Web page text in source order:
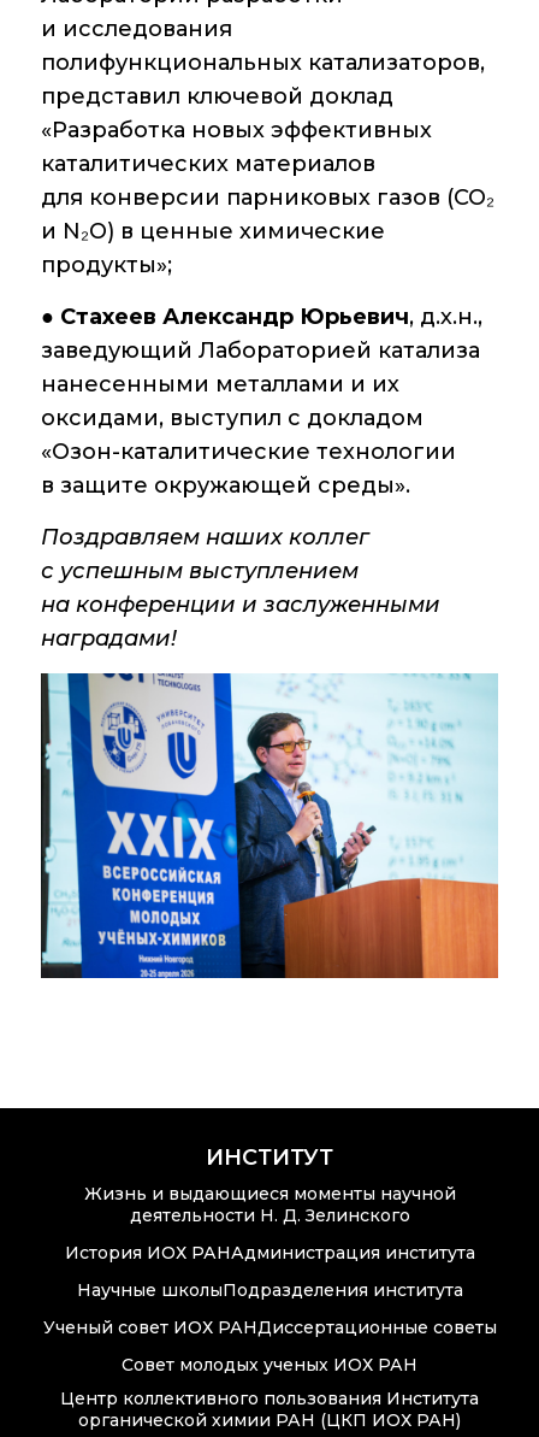
Крупный научный
проект
по приоритетным
направлениям НТР
РФ
Аспирантура
Защита
диссертаций
Набор студентов
Рекомендации ВАК
о типовых
нарушениях
Новости института
Конференции
Новости
диссертационных
советов
Новые лаборатории
Институт в СМИ
Конкурсы, премии
Конкурсы вакантных
должностей
Внутренний сайт
и исследования
полифункциональных катализаторов,
представил ключевой доклад
«Разработка новых эффективных
каталитических материалов
для конверсии парниковых газов (CO₂
и N₂O) в ценные химические
продукты»;
● Стахеев Александр Юрьевич, д.х.н.,
заведующий Лабораторией катализа
нанесенными металлами и их
оксидами, выступил с докладом
«Озон-каталитические технологии
в защите окружающей среды».
Поздравляем наших коллег
с успешным выступлением
на конференции и заслуженными
наградами!
ИНСТИТУТ
Жизнь и выдающиеся моменты научной
деятельности Н. Д. Зелинского
История ИОХ РАНАдминистрация института
Научные школыПодразделения института
Ученый совет ИОХ РАНДиссертационные советы
Совет молодых ученых ИОХ РАН
Центр коллективного пользования Института
органической химии РАН (ЦКП ИОХ РАН)